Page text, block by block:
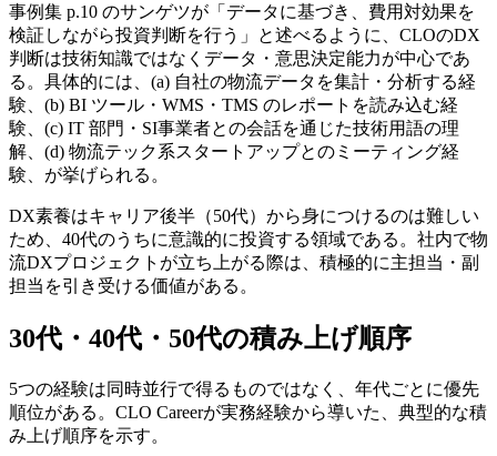
事例集 p.10 のサンゲツが「データに基づき、費用対効果を
検証しながら投資判断を行う」と述べるように、CLOのDX
判断は技術知識ではなくデータ・意思決定能力が中心であ
る。具体的には、(a) 自社の物流データを集計・分析する経
験、(b) BI ツール・WMS・TMS のレポートを読み込む経
験、(c) IT 部門・SI事業者との会話を通じた技術用語の理
解、(d) 物流テック系スタートアップとのミーティング経
験、が挙げられる。
DX素養はキャリア後半（50代）から身につけるのは難しい
ため、40代のうちに意識的に投資する領域である。社内で物
流DXプロジェクトが立ち上がる際は、積極的に主担当・副
担当を引き受ける価値がある。
30代・40代・50代の積み上げ順序
5つの経験は同時並行で得るものではなく、年代ごとに優先
順位がある。CLO Careerが実務経験から導いた、典型的な積
み上げ順序を示す。